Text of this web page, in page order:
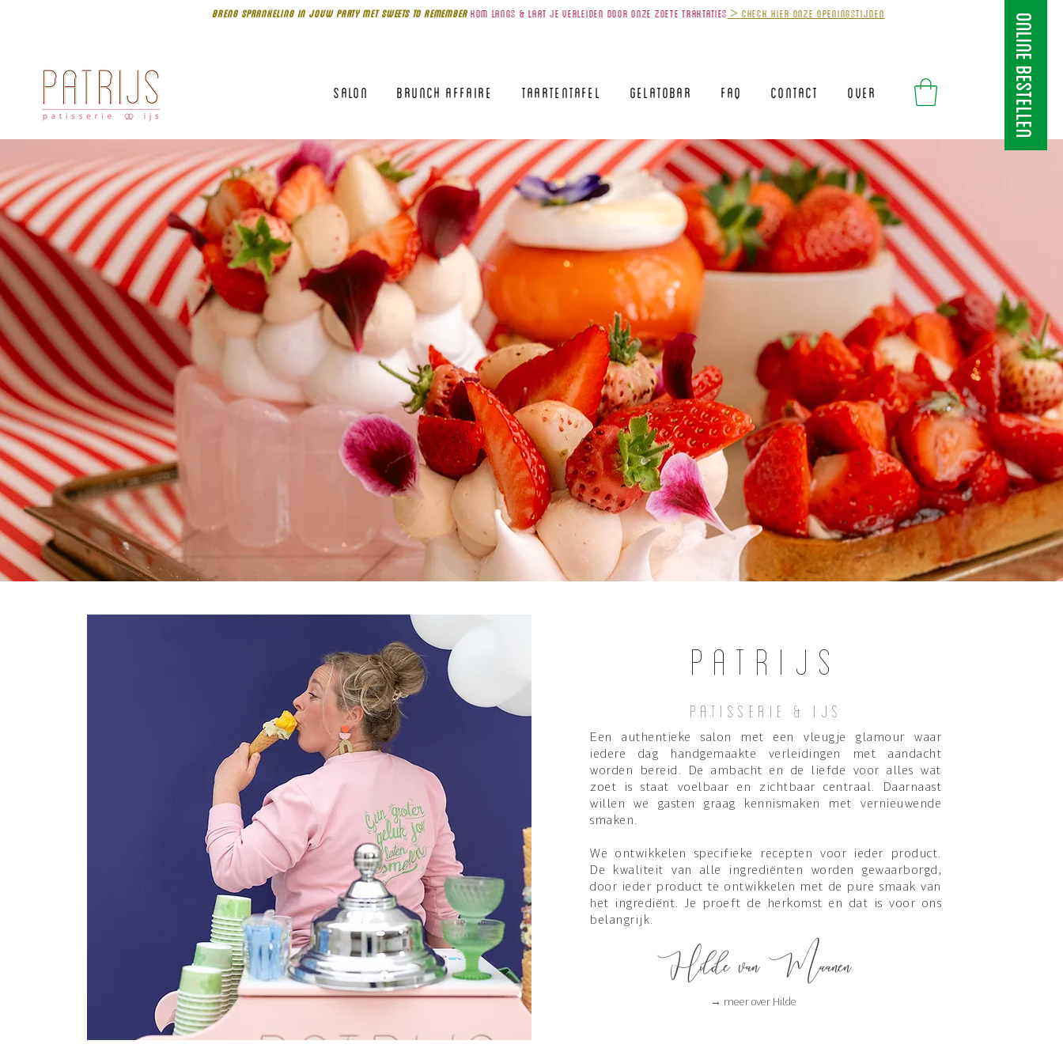
ONLINE BESTELLEN
BRENG SPRANKELING IN JOUW PARTY MET SWEETS TO REMEMBer kom langS & laat je verleiden door onze zoete traktaties > Check hier onze openingstijden
Salon Brunch Affaire Taartentafel Gelatobar FAQ Contact Over
Patrijs
patisserie & ijs
Een authentieke salon met een vleugje glamour waar
iedere dag handgemaakte verleidingen met aandacht
worden bereid. De ambacht en de liefde voor alles wat
zoet is staat voelbaar en zichtbaar centraal. Daarnaast
willen we gasten graag kennismaken met vernieuwende
smaken.
We ontwikkelen specifieke recepten voor ieder product.
De kwaliteit van alle ingrediënten worden gewaarborgd,
door ieder product te ontwikkelen met de pure smaak van
het ingrediënt. Je proeft de herkomst en dat is voor ons
belangrijk.
Hilde van Maanen
→ meer over Hilde